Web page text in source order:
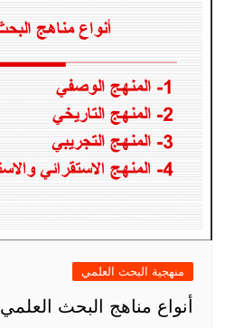
منهجية البحث العلمي
أنواع مناهج البحث العلمي PDF